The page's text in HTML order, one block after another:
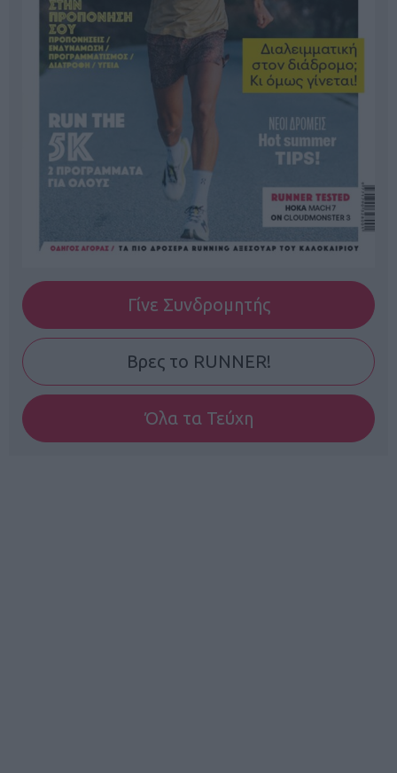
Γίνε Συνδρομητής
Βρες το RUNNER!
Όλα τα Τεύχη